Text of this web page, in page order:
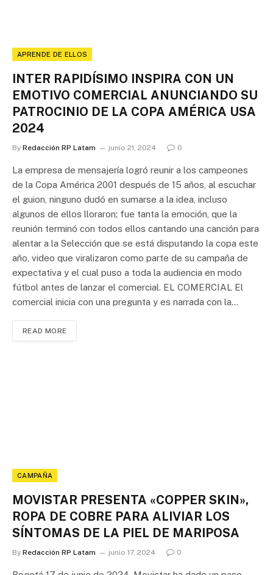
APRENDE DE ELLOS
INTER RAPIDÍSIMO INSPIRA CON UN
EMOTIVO COMERCIAL ANUNCIANDO SU
PATROCINIO DE LA COPA AMÉRICA USA
2024
By Redacción RP Latam junio 21, 2024 0
La empresa de mensajería logró reunir a los campeones
de la Copa América 2001 después de 15 años, al escuchar
el guion, ninguno dudó en sumarse a la idea, incluso
algunos de ellos lloraron; fue tanta la emoción, que la
reunión terminó con todos ellos cantando una canción para
alentar a la Selección que se está disputando la copa este
año, video que viralizaron como parte de su campaña de
expectativa y el cual puso a toda la audiencia en modo
fútbol antes de lanzar el comercial. EL COMERCIAL El
comercial inicia con una pregunta y es narrada con la…
READ MORE
CAMPAÑA
MOVISTAR PRESENTA «COPPER SKIN»,
ROPA DE COBRE PARA ALIVIAR LOS
SÍNTOMAS DE LA PIEL DE MARIPOSA
By Redacción RP Latam junio 17, 2024 0